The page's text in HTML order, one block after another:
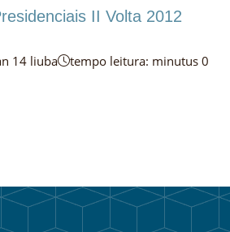
II Volta 2012
14 liuba tempo leitura: minutus 0